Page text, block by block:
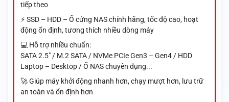
tiếp theo
⚡ SSD – HDD – Ổ cứng NAS chính hãng, tốc độ cao, hoạt
động ổn định, tương thích nhiều dòng máy
💻 Hỗ trợ nhiều chuẩn:
SATA 2.5" / M.2 SATA / NVMe PCIe Gen3 – Gen4 / HDD
Laptop – Desktop / Ổ NAS chuyên dụng...
🚀 Giúp máy khởi động nhanh hơn, chạy mượt hơn, lưu trữ
an toàn và ổn định hơn